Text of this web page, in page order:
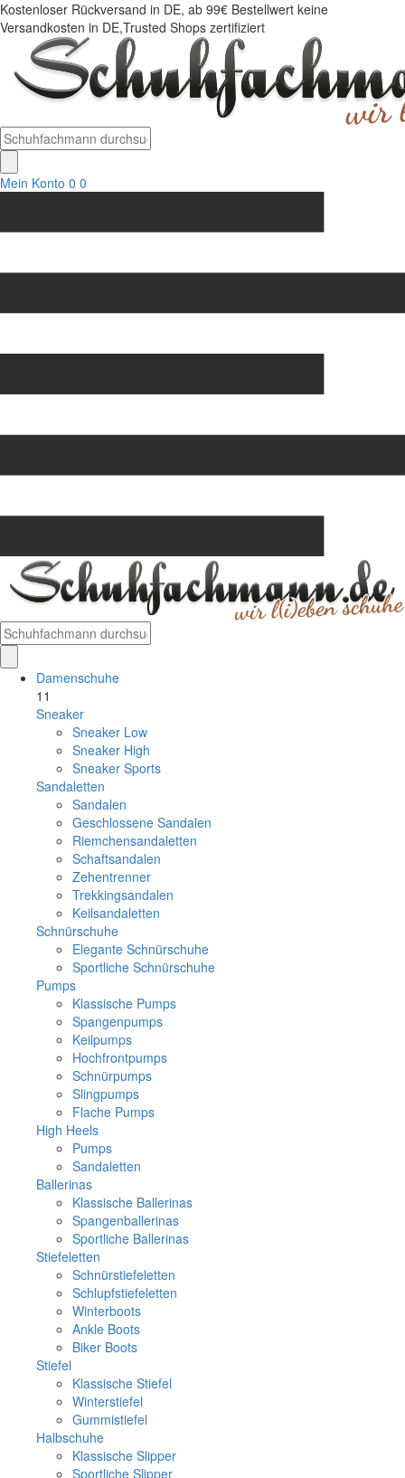
Kostenloser Rückversand in DE, ab 99€ Bestellwert keine
Versandkosten in DE,Trusted Shops zertifiziert
Mein Konto 0 0
Damenschuhe
11
Sneaker
Sneaker Low
Sneaker High
Sneaker Sports
Sandaletten
Sandalen
Geschlossene Sandalen
Riemchensandaletten
Schaftsandalen
Zehentrenner
Trekkingsandalen
Keilsandaletten
Schnürschuhe
Elegante Schnürschuhe
Sportliche Schnürschuhe
Pumps
Klassische Pumps
Spangenpumps
Keilpumps
Hochfrontpumps
Schnürpumps
Slingpumps
Flache Pumps
High Heels
Pumps
Sandaletten
Ballerinas
Klassische Ballerinas
Spangenballerinas
Sportliche Ballerinas
Stiefeletten
Schnürstiefeletten
Schlupfstiefeletten
Winterboots
Ankle Boots
Biker Boots
Stiefel
Klassische Stiefel
Winterstiefel
Gummistiefel
Halbschuhe
Klassische Slipper
Sportliche Slipper